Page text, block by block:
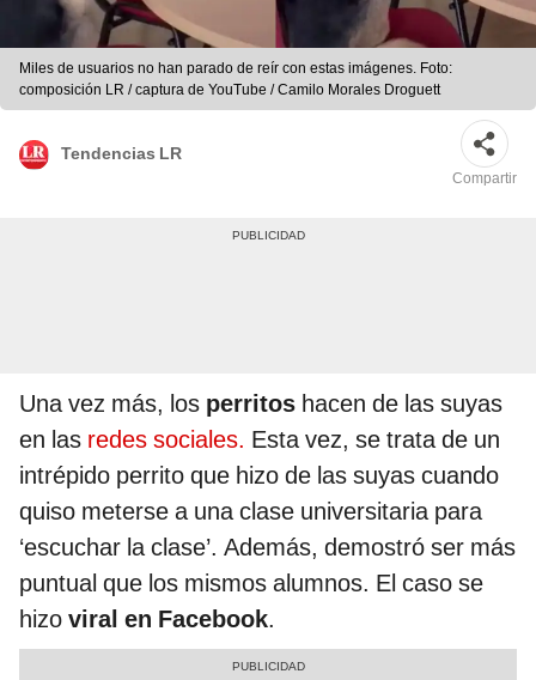
Miles de usuarios no han parado de reír con estas imágenes. Foto:
composición LR / captura de YouTube / Camilo Morales Droguett
Tendencias LR
Compartir
Una vez más, los perritos hacen de las suyas
en las redes sociales. Esta vez, se trata de un
intrépido perrito que hizo de las suyas cuando
quiso meterse a una clase universitaria para
‘escuchar la clase’. Además, demostró ser más
puntual que los mismos alumnos. El caso se
hizo viral en Facebook.